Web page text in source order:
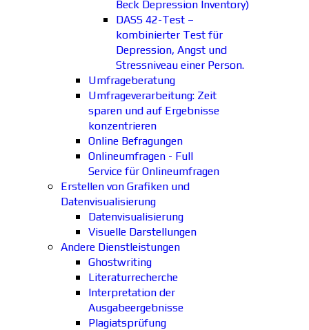
Beck Depression Inventory)
DASS 42-Test –
kombinierter Test für
Depression, Angst und
Stressniveau einer Person.
Umfrageberatung
Umfrageverarbeitung: Zeit
sparen und auf Ergebnisse
konzentrieren
Online Befragungen
Onlineumfragen - Full
Service für Onlineumfragen
Erstellen von Grafiken und
Datenvisualisierung
Datenvisualisierung
Visuelle Darstellungen
Andere Dienstleistungen
Ghostwriting
Literaturrecherche
Interpretation der
Ausgabeergebnisse
Plagiatsprüfung